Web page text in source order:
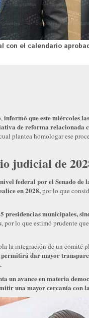
con el calendario
informó que este miércoles
de reforma relacionada
plantea homologar ese
judicial de
federal por el Senado de
en 2028,por lo que
presidencias municipales,
, por lo que estimó prudente
la integración de un comité
permitirá dar mayor
un avance en materia
una mayor cercanía con